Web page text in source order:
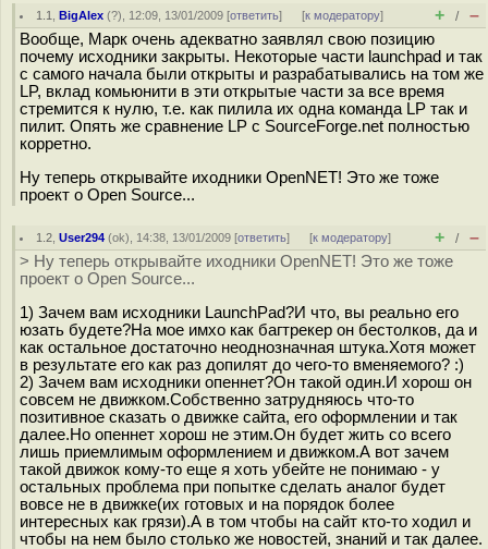
1.1 ,BigAlex (?), 12:09, 13/01/2009 [ответить] [к модератору] + / –
Вообще, Марк очень адекватно заявлял свою позицию
почему исходники закрыты. Некоторые части launchpad и так
с самого начала были открыты и разрабатывались на том же
LP, вклад комьюнити в эти открытые части за все время
стремится к нулю, т.е. как пилила их одна команда LP так и
пилит. Опять же сравнение LP с SourceForge.net полностью
корретно.
Ну теперь открывайте иходники OpenNET! Это же тоже
проект о Open Source...
1.2 ,User294 (ok), 14:38, 13/01/2009 [ответить] [к модератору] + / –
> Ну теперь открывайте иходники OpenNET! Это же тоже
проект о Open Source...
1) Зачем вам исходники LaunchPad?И что, вы реально его
юзать будете?На мое имхо как багтрекер он бестолков, да и
как остальное достаточно неоднозначная штука.Хотя может
в результате его как раз допилят до чего-то вменяемого? :)
2) Зачем вам исходники опеннет?Он такой один.И хорош он
совсем не движком.Собственно затрудняюсь что-то
позитивное сказать о движке сайта, его оформлении и так
далее.Но опеннет хорош не этим.Он будет жить со всего
лишь приемлимым оформлением и движком.А вот зачем
такой движок кому-то еще я хоть убейте не понимаю - у
остальных проблема при попытке сделать аналог будет
вовсе не в движке(их готовых и на порядок более
интересных как грязи).А в том чтобы на сайт кто-то ходил и
чтобы на нем было столько же новостей, знаний и так далее.